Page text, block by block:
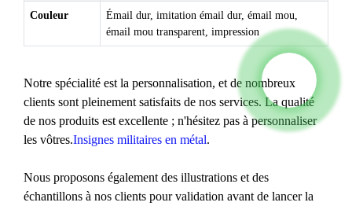
Couleur
Émail dur, imitation émail dur, émail mou,
émail mou transparent, impression
Notre spécialité est la personnalisation, et de nombreux
clients sont pleinement satisfaits de nos services. La qualité
de nos produits est excellente ; n'hésitez pas à personnaliser
les vôtres.Insignes militaires en métal.
Nous proposons également des illustrations et des
échantillons à nos clients pour validation avant de lancer la